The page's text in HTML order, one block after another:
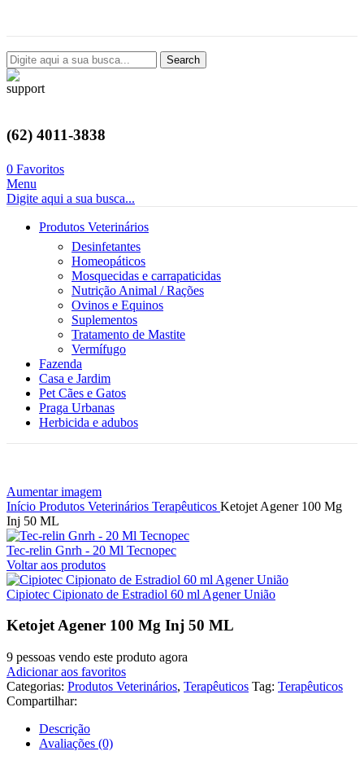
Search
(62) 4011-3838
0 Favoritos
Menu
Digite aqui a sua busca...
Produtos Veterinários
Desinfetantes
Homeopáticos
Mosquecidas e carrapaticidas
Nutrição Animal / Rações
Ovinos e Equinos
Suplementos
Tratamento de Mastite
Vermífugo
Fazenda
Casa e Jardim
Pet Cães e Gatos
Praga Urbanas
Herbicida e adubos
Aumentar imagem
Início Produtos Veterinários Terapêuticos Ketojet Agener 100 Mg
Inj 50 ML
Tec-relin Gnrh - 20 Ml Tecnopec
Voltar aos produtos
Cipiotec Cipionato de Estradiol 60 ml Agener União
Ketojet Agener 100 Mg Inj 50 ML
9 pessoas vendo este produto agora
Adicionar aos favoritos
Categorias: Produtos Veterinários, Terapêuticos Tag: Terapêuticos
Compartilhar:
Descrição
Avaliações (0)